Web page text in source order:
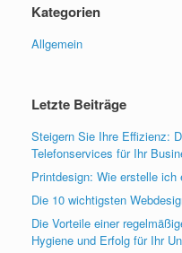
Kategorien
Allgemein
Letzte Beiträge
Steigern Sie Ihre Effizienz:
Telefonservices für Ihr
Printdesign: Wie erstelle
Die 10 wichtigsten
Die Vorteile einer
Hygiene und Erfolg für Ihr